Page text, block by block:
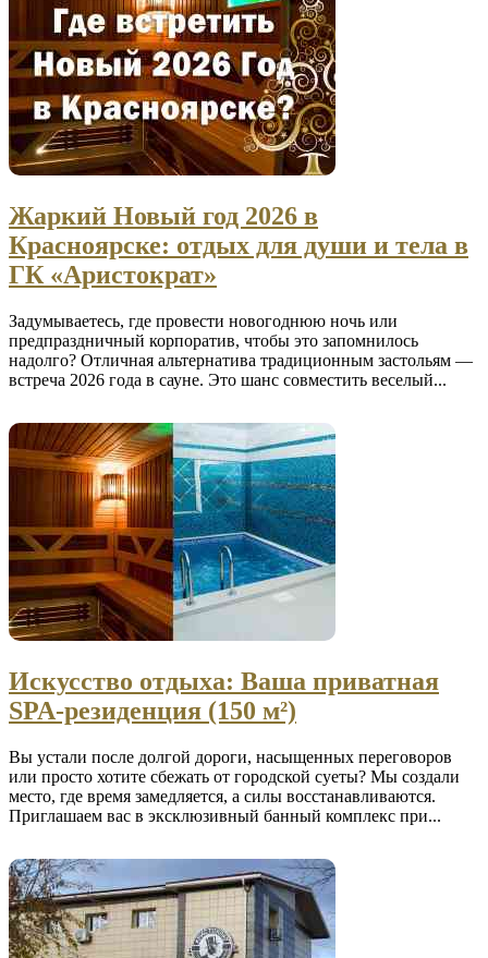
Жаркий Новый год 2026 в
Красноярске: отдых для души и тела в
ГК «Аристократ»
Задумываетесь, где провести новогоднюю ночь или
предпраздничный корпоратив, чтобы это запомнилось
надолго? Отличная альтернатива традиционным застольям —
встреча 2026 года в сауне. Это шанс совместить веселый...
Искусство отдыха: Ваша приватная
SPA-резиденция (150 м²)
Вы устали после долгой дороги, насыщенных переговоров
или просто хотите сбежать от городской суеты? Мы создали
место, где время замедляется, а силы восстанавливаются.
Приглашаем вас в эксклюзивный банный комплекс при...